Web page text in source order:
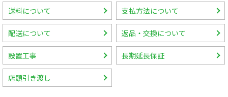
送料について 支払方法について
配送について 返品・交換について
設置工事 長期延長保証
店頭引き渡し